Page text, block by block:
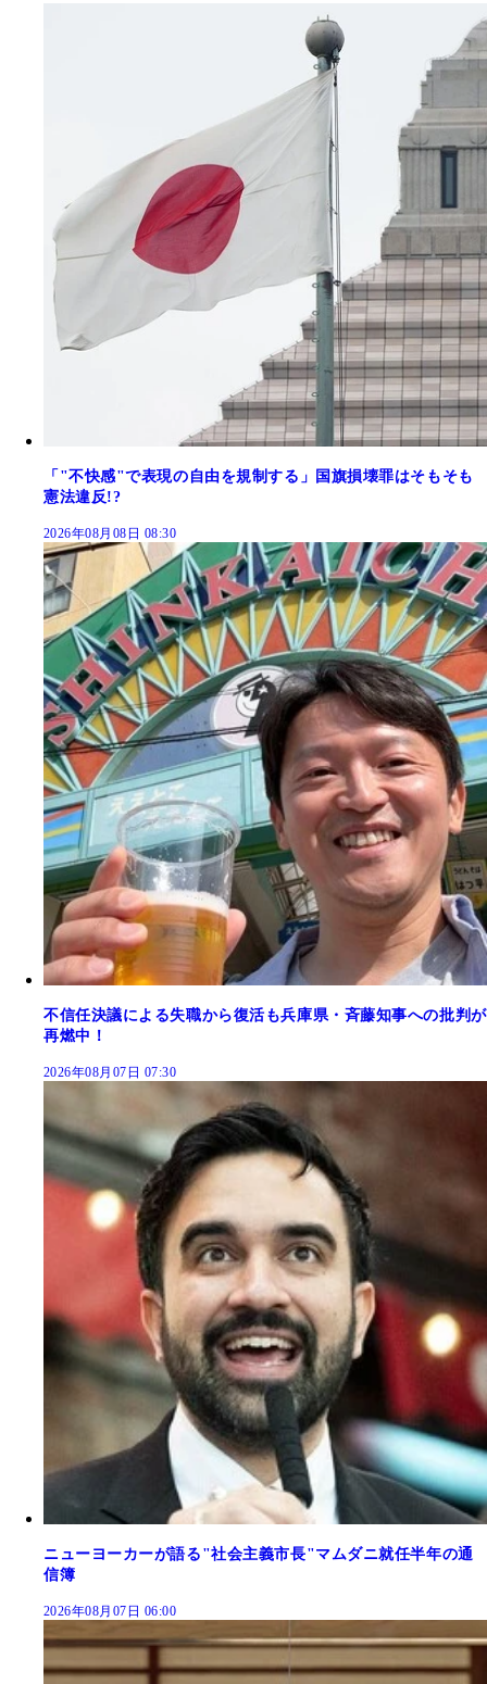
「"不快感"で表現の自由を規制する」国旗損壊罪はそもそも
憲法違反!?
2026年08月08日 08:30
不信任決議による失職から復活も兵庫県・斉藤知事への批判が
再燃中！
2026年08月07日 07:30
ニューヨーカーが語る"社会主義市長"マムダニ就任半年の通
信簿
2026年08月07日 06:00